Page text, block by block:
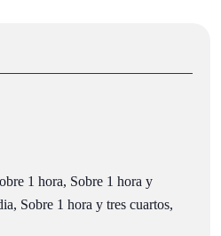
1 hora, Sobre 1 hora y
Sobre 1 hora y tres cuartos,